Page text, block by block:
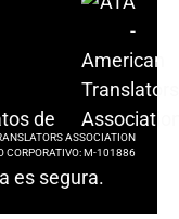
ASSOCIATION
CORPORATIVO: M-101886
de
es segura.